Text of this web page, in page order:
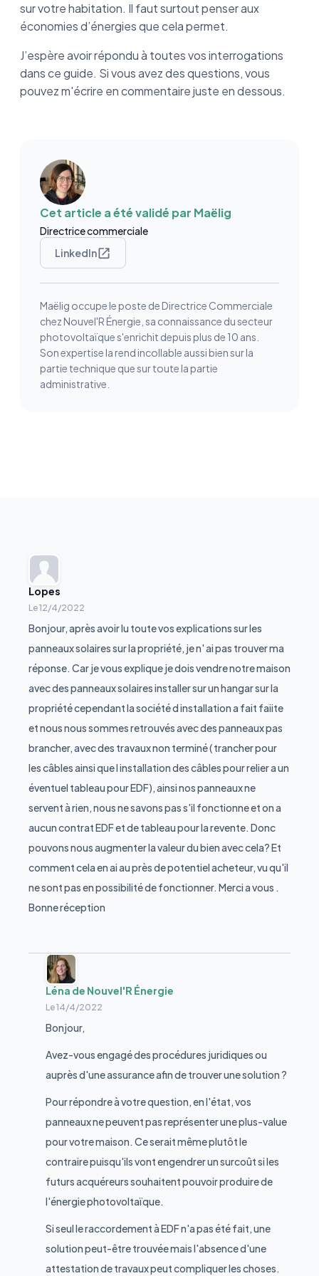
sur votre habitation. Il faut surtout penser aux
économies d’énergies que cela permet.
J’espère avoir répondu à toutes vos interrogations
dans ce guide. Si vous avez des questions, vous
pouvez m'écrire en commentaire juste en dessous.
Cet article a été validé par Maëlig
Directrice commerciale
LinkedIn
Maëlig occupe le poste de Directrice Commerciale
chez Nouvel'R Énergie, sa connaissance du secteur
photovoltaïque s'enrichit depuis plus de 10 ans.
Son expertise la rend incollable aussi bien sur la
partie technique que sur toute la partie
administrative.
Lopes
Le12/4/2022
Bonjour, après avoir lu toute vos explications sur les
panneaux solaires sur la propriété, je n' ai pas trouver ma
réponse. Car je vous explique je dois vendre notre maison
avec des panneaux solaires installer sur un hangar sur la
propriété cependant la société d installation a fait faiite
et nous nous sommes retrouvés avec des panneaux pas
brancher, avec des travaux non terminé ( trancher pour
les câbles ainsi que l installation des câbles pour relier a un
éventuel tableau pour EDF), ainsi nos panneaux ne
servent à rien, nous ne savons pas s'il fonctionne et on a
aucun contrat EDF et de tableau pour la revente. Donc
pouvons nous augmenter la valeur du bien avec cela? Et
comment cela en ai au près de potentiel acheteur, vu qu'il
ne sont pas en possibilité de fonctionner. Merci a vous .
Bonne réception
Léna de Nouvel'R Énergie
Le14/4/2022
Bonjour,
Avez-vous engagé des procédures juridiques ou
auprès d'une assurance afin de trouver une solution ?
Pour répondre à votre question, en l'état, vos
panneaux ne peuvent pas représenter une plus-value
pour votre maison. Ce serait même plutôt le
contraire puisqu'ils vont engendrer un surcoût si les
futurs acquéreurs souhaitent pouvoir produire de
l'énergie photovoltaïque.
Si seul le raccordement à EDF n'a pas été fait, une
solution peut-être trouvée mais l'absence d'une
attestation de travaux peut compliquer les choses.